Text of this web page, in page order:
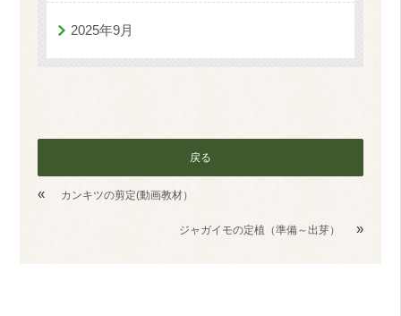
2025年9月
戻る
« カンキツの剪定(動画教材）
ジャガイモの定植（準備～出芽） »